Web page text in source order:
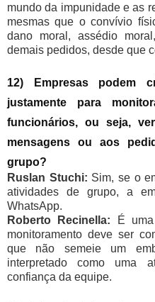
mundo da impunidade e as
mesmas que o convívio
dano moral, assédio
demais pedidos, desde que
12) Empresas podem
justamente para
funcionários, ou seja,
mensagens ou aos
grupo?
Ruslan Stuchi: Sim, se o
atividades de grupo, a
WhatsApp.
Roberto Recinella: É
monitoramento deve ser
que não semeie um
interpretado como uma
confiança da equipe.